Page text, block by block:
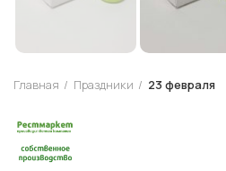
Главная Праздники 23 февраля